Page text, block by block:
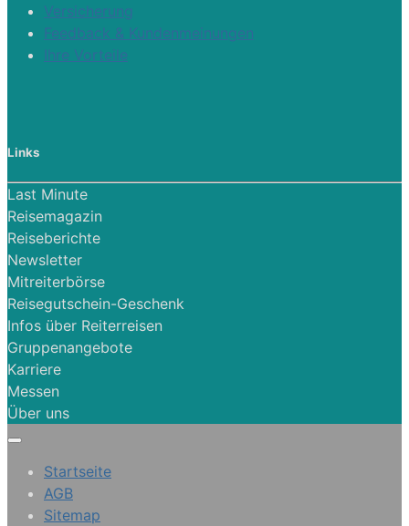
Versicherung
Feedback & Kundenmeinungen
Ihre Vorteile
Links
Last Minute
Reisemagazin
Reiseberichte
Newsletter
Mitreiterbörse
Reisegutschein-Geschenk
Infos über Reiterreisen
Gruppenangebote
Karriere
Messen
Über uns
Startseite
AGB
Sitemap